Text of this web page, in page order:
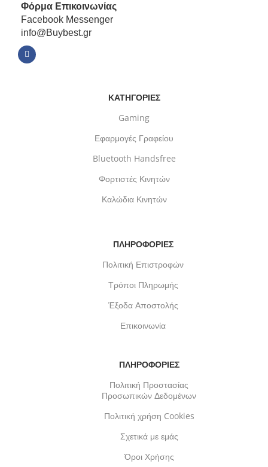
Φόρμα Επικοινωνίας
Facebook Messenger
info@Buybest.gr
ΚΑΤΗΓΟΡΙΕΣ
Gaming
Εφαρμογές Γραφείου
Bluetooth Handsfree
Φορτιστές Κινητών
Καλώδια Κινητών
ΠΛΗΡΟΦΟΡΙΕΣ
Πολιτική Επιστροφών
Τρόποι Πληρωμής
Έξοδα Αποστολής
Επικοινωνία
ΠΛΗΡΟΦΟΡΙΕΣ
Πολιτική Προστασίας
Προσωπικών Δεδομένων
Πολιτική χρήση Cookies
Σχετικά με εμάς
Όροι Χρήσης